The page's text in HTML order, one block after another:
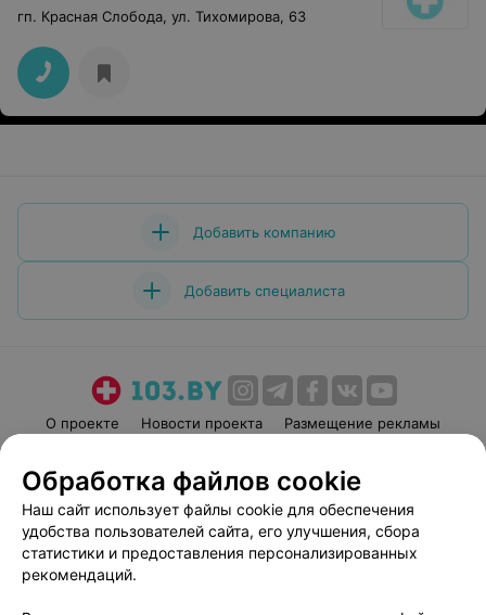
гп. Красная Слобода, ул. Тихомирова, 63
Добавить компанию
Добавить специалиста
О проекте Новости проекта
Размещение рекламы
Пользовательское соглашение
Способы оплаты
Вакансии
Партнеры
Написать руководителю 103.by
Обработка файлов cookie
Наш сайт использует файлы cookie для обеспечения
удобства пользователей сайта, его улучшения, сбора
статистики и предоставления персонализированных
рекомендаций.